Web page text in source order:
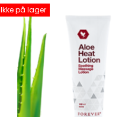
Ikke på lager